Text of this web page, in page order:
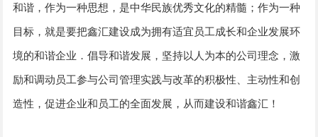
和谐，作为一种思想，是中华民族优秀文化的精髓；作为一种
目标，就是要把鑫汇建设成为拥有适宜员工成长和企业发展环
境的和谐企业．倡导和谐发展，坚持以人为本的公司理念，激
励和调动员工参与公司管理实践与改革的积极性、主动性和创
造性，促进企业和员工的全面发展，从而建设和谐鑫汇！